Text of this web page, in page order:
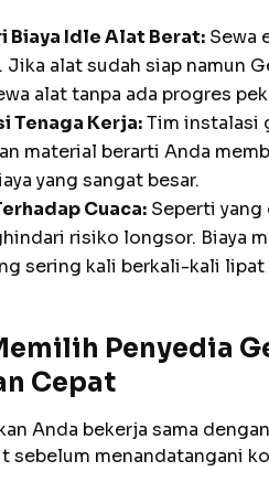
Biaya Idle Alat Berat: Sewa
Jika alat sudah siap namun
alat tanpa ada progres
Tenaga Kerja:Tim instalasi
material berarti Anda
yang sangat besar.
Cuaca: Seperti yang
risiko longsor. Biaya
sering kali berkali-kali
Penyedia
Cepat
Anda bekerja sama
sebelum menandatangani